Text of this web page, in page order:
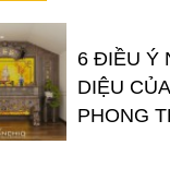
6 ĐIỀU Ý
DIỆU
PHONG